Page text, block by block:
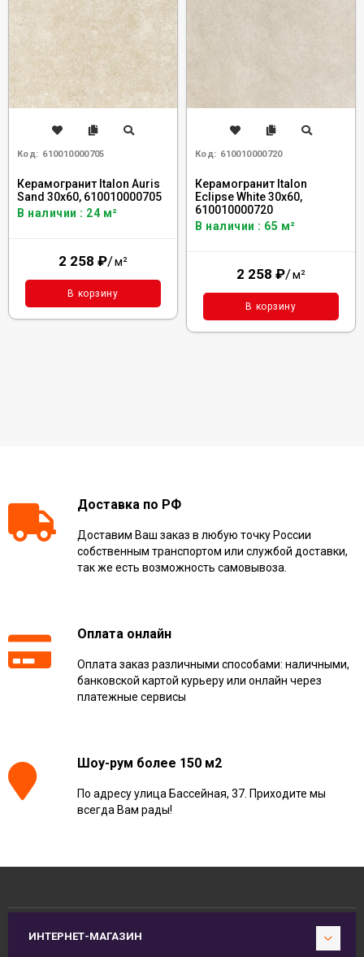
Код: 610010000705
Керамогранит Italon Auris
Sand 30x60, 610010000705
В наличии : 24 м²
2 258 ₽/м²
В корзину
Код: 610010000720
Керамогранит Italon
Eclipse White 30x60,
610010000720
В наличии : 65 м²
2 258 ₽/м²
В корзину
Доставка по РФ
Доставим Ваш заказ в любую точку России
собственным транспортом или службой доставки,
так же есть возможность самовывоза.
Оплата онлайн
Оплата заказ различными способами: наличными,
банковской картой курьеру или онлайн через
платежные сервисы
Шоу-рум более 150 м2
По адресу улица Бассейная, 37. Приходите мы
всегда Вам рады!
ИНТЕРНЕТ-МАГАЗИН